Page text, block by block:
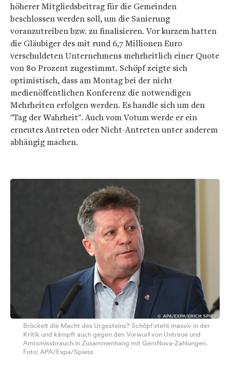
höherer Mitgliedsbeitrag für die Gemeinden
beschlossen werden soll, um die Sanierung
voranzutreiben bzw. zu finalisieren. Vor kurzem hatten
die Gläubiger des mit rund 6,7 Millionen Euro
verschuldeten Unternehmens mehrheitlich einer Quote
von 80 Prozent zugestimmt. Schöpf zeigte sich
optimistisch, dass am Montag bei der nicht
medienöffentlichen Konferenz die notwendigen
Mehrheiten erfolgen werden. Es handle sich um den
"Tag der Wahrheit". Auch vom Votum werde er ein
erneutes Antreten oder Nicht-Antreten unter anderem
abhängig machen.
Bröckelt die Macht des Urgesteins? Schöpf steht massiv in der
Kritik und kämpft auch gegen den Vorwurf von Untreue und
Amtsmissbrauch in Zusammenhang mit GemNova-Zahlungen.
Foto: APA/Expa/Spiess